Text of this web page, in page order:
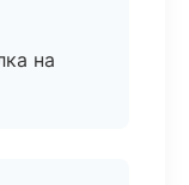
на